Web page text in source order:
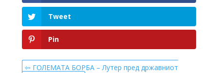
Tweet
Pin
⇦ ГОЛЕМАТА БОРБА – Лутер пред државниот